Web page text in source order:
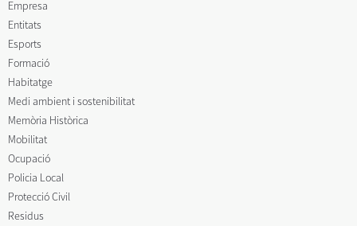
Empresa
Entitats
Esports
Formació
Habitatge
Medi ambient i sostenibilitat
Memòria Històrica
Mobilitat
Ocupació
Policia Local
Protecció Civil
Residus